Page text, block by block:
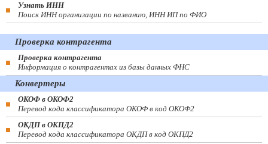
Узнать ИНН
Поиск ИНН организации по названию, ИНН ИП по ФИО
Проверка контрагента
Проверка контрагента
Информация о контрагентах из базы данных ФНС
Конвертеры
ОКОФ в ОКОФ2
Перевод кода классификатора ОКОФ в код ОКОФ2
ОКДП в ОКПД2
Перевод кода классификатора ОКДП в код ОКПД2